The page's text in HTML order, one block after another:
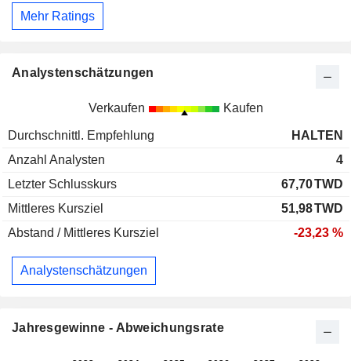
Mehr Ratings
Analystenschätzungen
Verkaufen Kaufen
Durchschnittl. Empfehlung
HALTEN
Anzahl Analysten
4
Letzter Schlusskurs
67,70TWD
Mittleres Kursziel
51,98TWD
Abstand / Mittleres Kursziel
-23,23 %
Analystenschätzungen
Jahresgewinne - Abweichungsrate